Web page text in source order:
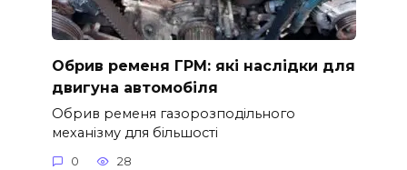
Обрив ременя ГРМ: які наслідки для
двигуна автомобіля
Обрив ременя газорозподільного
механізму для більшості
0 28